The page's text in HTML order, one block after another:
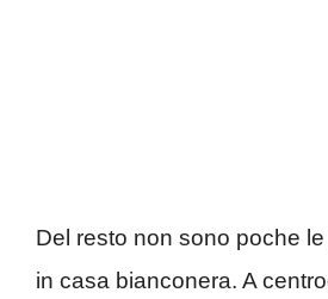
Del resto non sono poche
in casa bianconera. A